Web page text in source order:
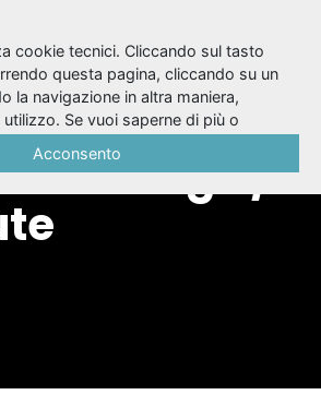
ou
naufrage /
cookie tecnici. Cliccando sul tasto
questa pagina, cliccando su un
la navigazione in altra maniera,
Se vuoi saperne di più o
Acconsento